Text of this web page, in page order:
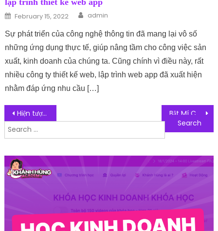
lập trình thiết kế web app
Posted on
February 15, 2022 Author
admin
Sự phát triển của công nghệ thông tin đã mang lại vô số
những ứng dụng thực tế, giúp nâng tầm cho công việc sản
xuất, kinh doanh của chúng ta. Cũng chính vì điều này, rất
nhiều công ty thiết kế web, lập trình web app đã xuất hiện
nhằm đáp ứng nhu cầu […]
Post navigation
Hiện tượng stress ở người già: Nguyên nhân và cách điều trị
Search for: